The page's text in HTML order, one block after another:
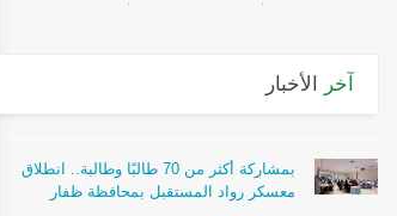
آخر الأخبار
بمشاركة أكثر من 70 طالبًا وطالبة.. انطلاق
معسكر رواد المستقبل بمحافظة ظفار